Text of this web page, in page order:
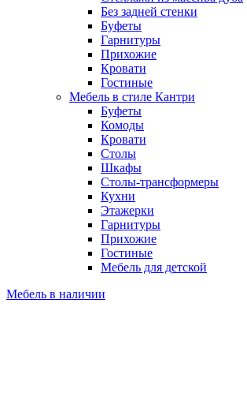
Без задней стенки
Буфеты
Гарнитуры
Прихожие
Кровати
Гостиные
Мебель в стиле Кантри
Буфеты
Комоды
Кровати
Столы
Шкафы
Столы-трансформеры
Кухни
Этажерки
Гарнитуры
Прихожие
Гостиные
Мебель для детской
Мебель в наличии